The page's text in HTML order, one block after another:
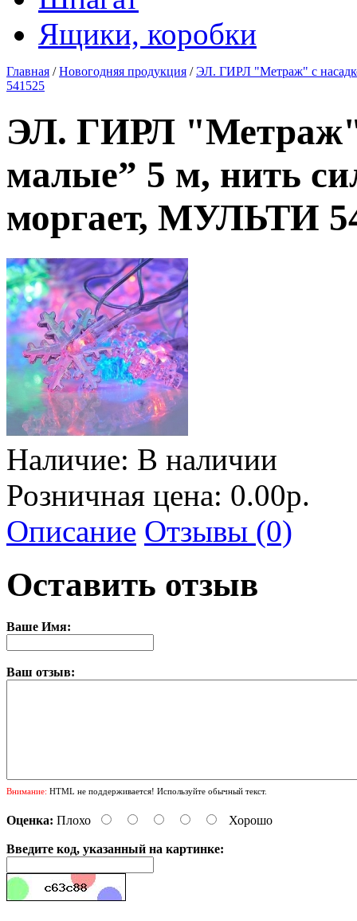
Ящики, коробки
Главная /Новогодняя продукция /ЭЛ. ГИРЛ "Метраж" с
541525
ЭЛ. ГИРЛ "Метраж"
малые” 5 м, нить
моргает, МУЛЬТИ
Наличие: В наличии
Розничная цена: 0.00р.
Описание Отзывы (0)
Оставить отзыв
Ваше Имя:
Ваш отзыв:
Внимание: HTML не поддерживается! Используйте обычный текст.
Оценка: Плохо Хорошо
Введите код, указанный на картинке: